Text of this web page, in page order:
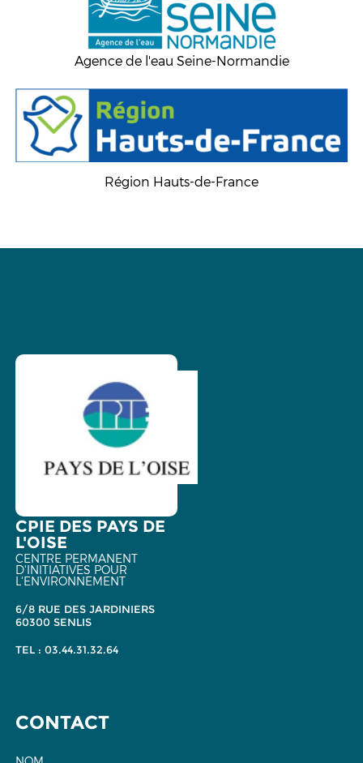
Agence de l'eau Seine-Normandie
Région Hauts-de-France
CPIE DES PAYS DE
L'OISE
CENTRE PERMANENT
D'INITIATIVES POUR
L'ENVIRONNEMENT
6/8 RUE DES JARDINIERS
60300 SENLIS
TEL : 03.44.31.32.64
CONTACT